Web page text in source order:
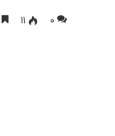
۰ ۱۱